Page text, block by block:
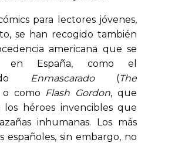
para lectores jóvenes,
se han recogido también
americana que se
en España, como el
Enmascarado(The
como Flash Gordon, que
héroes invencibles que
inhumanas. Los más
españoles, sin embargo, no